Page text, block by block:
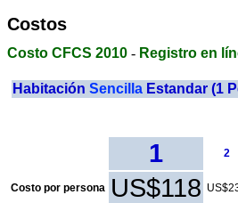
Costos
Costo CFCS 2010 - Registro en
Habitación Sencilla Estandar (1
1
2
Costo por persona US$118